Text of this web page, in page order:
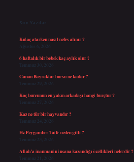
Son Yazılar
Kulaç atarken nasıl nefes alınır ?
Ağustos 6, 2026
6 haftalık bir bebek kaç aylık olur ?
Temmuz 30, 2026
Canan Bayraktar bursu ne kadar ?
Temmuz 29, 2026
Koç burcunun en yakın arkadaşı hangi burçtur ?
Temmuz 27, 2026
Kaz ne tür bir hayvandır ?
Temmuz 24, 2026
Hz Peygamber Taife neden gitti ?
Temmuz 23, 2026
Allah’a inanmanin insana kazandığı özellikleri nelerdir ?
Temmuz 21, 2026